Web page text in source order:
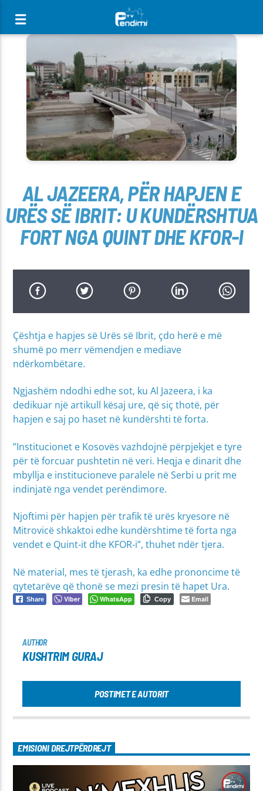
[There are no radio stations in the database]
AL JAZEERA, PËR HAPJEN E
URËS SË IBRIT: U KUNDËRSHTUA
FORT NGA QUINT DHE KFOR-I
Çështja e hapjes së Urës së Ibrit, çdo herë e më
shumë po merr vëmendjen e mediave
ndërkombëtare.
Ngjashëm ndodhi edhe sot, ku Al Jazeera, i ka
dedikuar një artikull kësaj ure, që siç thotë, për
hapjen e saj po haset në kundërshti të forta.
”Institucionet e Kosovës vazhdojnë përpjekjet e tyre
për të forcuar pushtetin në veri. Heqja e dinarit dhe
mbyllja e institucioneve paralele në Serbi u prit me
indinjatë nga vendet perëndimore.
Njoftimi për hapjen për trafik të urës kryesore në
Mitrovicë shkaktoi edhe kundërshtime të forta nga
vendet e Quint-it dhe KFOR-i”, thuhet ndër tjera.
Në material, mes të tjerash, ka edhe prononcime të
qytetarëve që thonë se mezi presin të hapet Ura.
Share Viber WhatsApp Copy Email
AUTHOR
KUSHTRIM GURAJ
POSTIMET E AUTORIT
EMISIONI DREJTPËRDREJT